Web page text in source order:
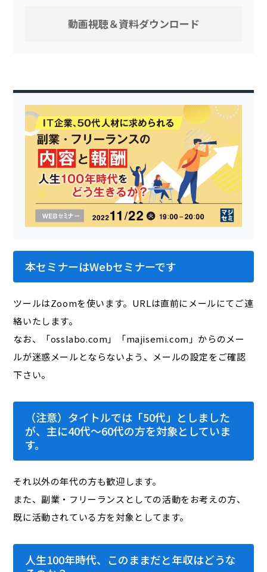
本セミナーはWebセミナーです
ツールはZoomを使います。URLは直前にメールにてご連
絡いたします。
なお、「osslabo.com」「majisemi.com」からのメー
ルが迷惑メールとならないよう、メールの設定をご確認
下さい。
（注意）タイトルでは「50代」としました
が、主に40代～60代の方を対象としていま
す。
それ以外の年代の方も歓迎します。
また、副業・フリーランスとしての活動をお考えの方、
既に活動されている方を対象としてます。
人生100年時代、このままだと年収はどうな